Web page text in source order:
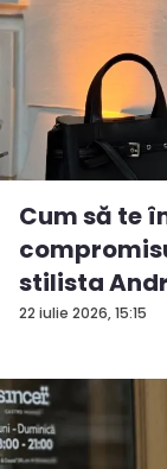
22 iulie 2026, 15:15
Cum să te
stilista